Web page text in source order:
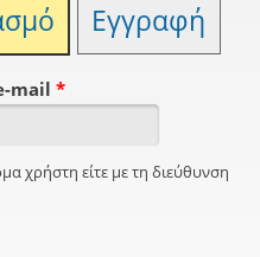
Εγγραφή
mail *
χρήστη είτε με τη διεύθυνση